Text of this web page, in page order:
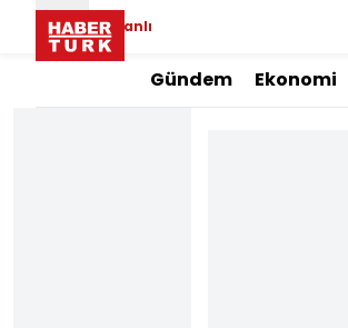
Canlı
Gündem Ekonomi